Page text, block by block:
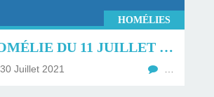
HOMÉLIES
HOMÉLIE DU 11 JUILLET 2021.
30 Juillet 2021